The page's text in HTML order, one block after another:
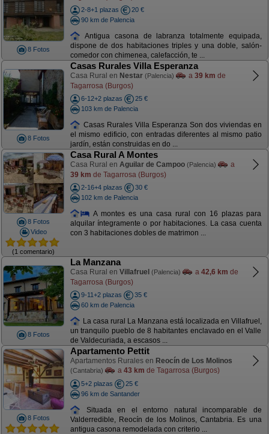
8 Fotos
2-8+1 plazas
20 €
90 km de Palencia
Antigua casona de labranza totalmente equipada,
dispone de dos habitaciones triples y una doble, salón-
comedor con chimenea, calefacción, te ...
8 Fotos
Casas Rurales Villa Esperanza
Casa Rural en Nestar (Palencia) a 39 km de
Tagarrosa (Burgos)
6-12+2 plazas
25 €
103 km de Palencia
Casas Rurales Villa Esperanza Son dos viviendas en
el mismo edificio, con entradas diferentes al mismo patio
jardín, están construidas en do ...
8 Fotos
Video
(1 comentario)
Casa Rural A Montes
Casa Rural en Aguilar de Campoo (Palencia)
a
39 km de Tagarrosa (Burgos)
2-16+4 plazas
30 €
102 km de Palencia
A montes es una casa rural con 16 plazas para
alquilar íntegramente o por habitaciones. La casa cuenta
con 3 habitaciones dobles de matrimon ...
8 Fotos
La Manzana
Casa Rural en Villafruel (Palencia) a 42,6 km de
Tagarrosa (Burgos)
9-11+2 plazas
35 €
60 km de Palencia
La casa rural La Manzana está localizada en Villafruel,
un tranquilo pueblo de 8 habitantes enclavado en el Valle
de Valdecuriada, a escasos ...
8 Fotos
Apartamento Pettit
Apartamentos Rurales en Reocín de Los Molinos
(Cantabria) a 43 km de Tagarrosa (Burgos)
5+2 plazas
25 €
96 km de Santander
Situada en el entorno natural incomparable de
Valderredible, Reocín de los Molinos, Cantabria. Es una
antigua casona remodelada con criterio ...